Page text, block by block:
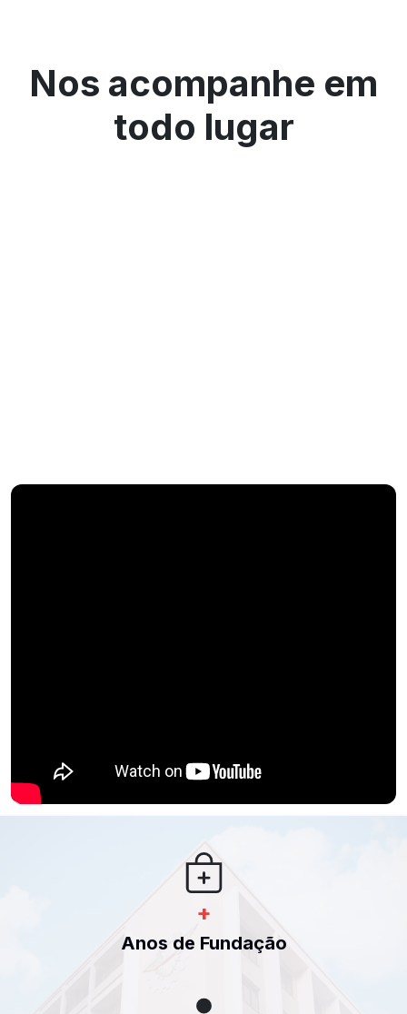
Nos acompanhe em
todo lugar
+
Anos de Fundação